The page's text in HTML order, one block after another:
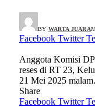
BY WARTA JUARA
Facebook Twitter
Anggota Komisi
reses di RT 23,
21 Mei 2025 malam.
Share
Facebook Twitter